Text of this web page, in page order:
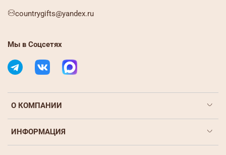
О КОМПАНИИ
ИНФОРМАЦИЯ
countrygifts@yandex.ru
Мы в Соцсетях